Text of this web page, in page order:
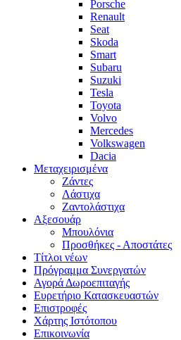
Porsche
Renault
Seat
Skoda
Smart
Subaru
Suzuki
Tesla
Toyota
Volvo
Mercedes
Volkswagen
Dacia
Μεταχειρισμένα
Zάντες
Λάστιχα
Ζαντολάστιχα
Αξεσουάρ
Μπουλόνια
Προσθήκες - Αποστάτες
Τίτλοι νέων
Πρόγραμμα Συνεργατών
Αγορά Δωροεπιταγής
Ευρετήριο Κατασκευαστών
Επιστροφές
Χάρτης Ιστότοπου
Επικοινωνία